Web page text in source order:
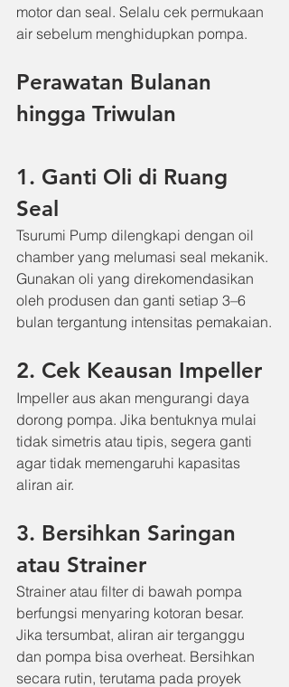
motor dan seal. Selalu cek permukaan
air sebelum menghidupkan pompa.
Perawatan Bulanan
hingga Triwulan
1. Ganti Oli di Ruang
Seal
Tsurumi Pump dilengkapi dengan oil
chamber yang melumasi seal mekanik.
Gunakan oli yang direkomendasikan
oleh produsen dan ganti setiap 3–6
bulan tergantung intensitas pemakaian.
2. Cek Keausan Impeller
Impeller aus akan mengurangi daya
dorong pompa. Jika bentuknya mulai
tidak simetris atau tipis, segera ganti
agar tidak memengaruhi kapasitas
aliran air.
3. Bersihkan Saringan
atau Strainer
Strainer atau filter di bawah pompa
berfungsi menyaring kotoran besar.
Jika tersumbat, aliran air terganggu
dan pompa bisa overheat. Bersihkan
secara rutin, terutama pada proyek